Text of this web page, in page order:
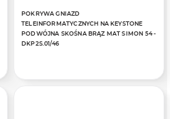
POKRYWA GNIAZD
TELEINFORMATYCZNYCH NA KEYSTONE
PODWÓJNA SKOŚNA BRĄZ MAT SIMON 54 -
DKP2S.01/46